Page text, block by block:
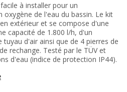
à installer pour un
de l'eau du bassin. Le kit
extérieur et se compose d'une
capacité de 1.800 l/h, d'un
d'air ainsi que de 4 pierres de
rechange. Testé par le TÜV et
d'eau (indice de protection IP44).